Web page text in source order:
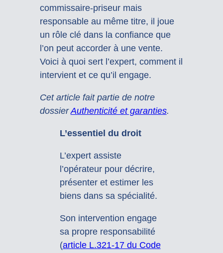
commissaire-priseur mais
responsable au même titre, il joue
un rôle clé dans la confiance que
l’on peut accorder à une vente.
Voici à quoi sert l’expert, comment il
intervient et ce qu’il engage.
Cet article fait partie de notre
dossierAuthenticité et garanties.
L’essentiel du droit
L’expert assiste
l’opérateur pour décrire,
présenter et estimer les
biens dans sa spécialité.
Son intervention engage
sa propre responsabilité
(article L.321-17 du Code